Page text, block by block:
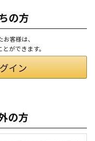
の方
客様は、
ができます。
の方